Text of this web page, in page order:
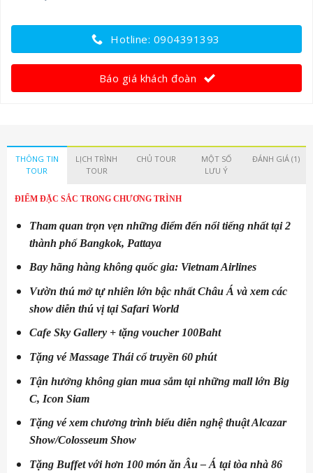
Hotline: 0904391393
Báo giá khách đoàn
THÔNG TIN
TOUR
LỊCH TRÌNH
TOUR
CHỦ TOUR
MỘT SỐ
LƯU Ý
ĐÁNH GIÁ (1)
ĐIỂM ĐẶC SẮC TRONG CHƯƠNG TRÌNH
Tham quan trọn vẹn những điểm đến nổi tiếng nhất tại 2
thành phố Bangkok, Pattaya
Bay hãng hàng không quốc gia: Vietnam Airlines
Vườn thú mở tự nhiên lớn bậc nhất Châu Á và xem các
show diễn thú vị tại Safari World
Cafe Sky Gallery + tặng voucher 100Baht
Tặng vé Massage Thái cổ truyền 60 phút
Tận hưởng không gian mua sắm tại những mall lớn Big
C, Icon Siam
Tặng vé xem chương trình biểu diễn nghệ thuật Alcazar
Show/Colosseum Show
Tặng Buffet với hơn 100 món ăn Âu – Á tại tòa nhà 86